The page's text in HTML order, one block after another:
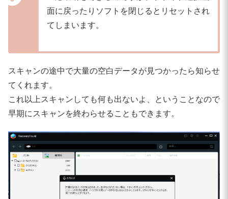
面に戻ったりソフトを閉じるとリセットされ
てしまいます。
スキャンの途中で大量の空白データが見つかったら知らせ
てくれます。
これ以上スキャンしても何も出ないよ、ということなので
早期にスキャンを終わらせることもできます。